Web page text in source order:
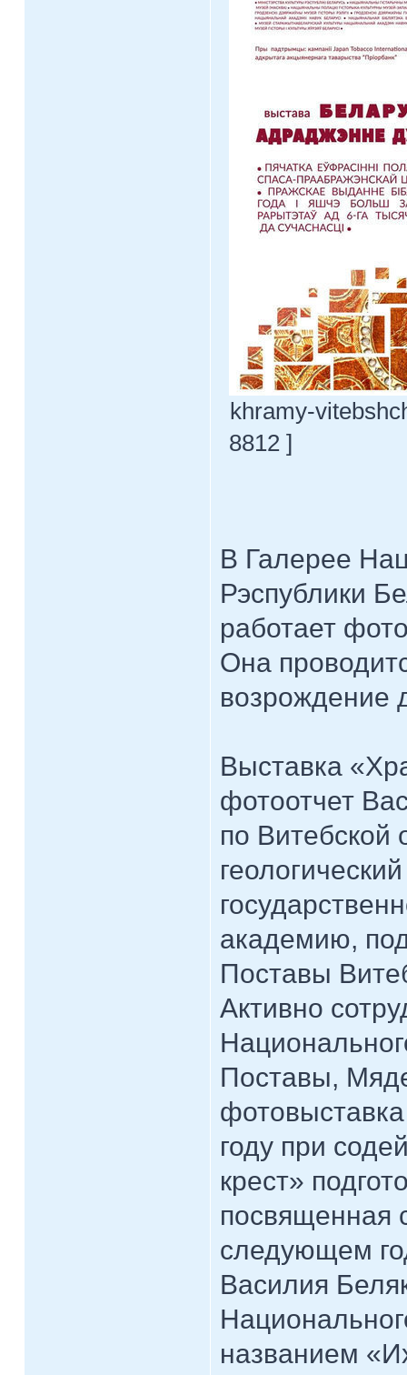
khramy-
8812 ]
В Галерее
Рэспублики
работает
Она
возрождение
Выставка
фотоотчет
по Витебской
академию,
Поставы
Активно
Поставы,
году при
крест»
посвященная
следующем
Василия
названием